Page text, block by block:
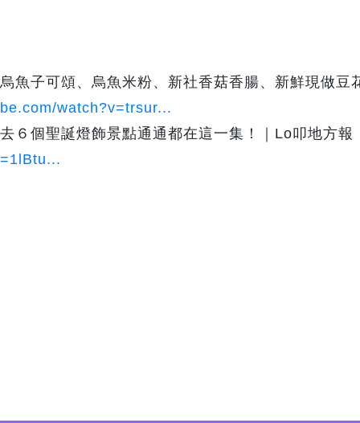
魚子可頌、烏魚米粉、新社香菇香腸、新鮮現做豆
watch?v=trsur...
６個聖誕燈飾景點通通都在這一集！｜Lo叩地方報